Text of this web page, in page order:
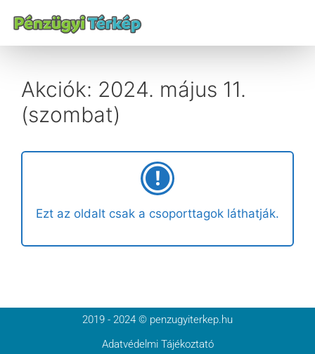
Akciók: 2024. május 11.
(szombat)
Ezt az oldalt csak a csoporttagok láthatják.
2019 - 2024 © penzugyiterkep.hu
Adatvédelmi Tájékoztató